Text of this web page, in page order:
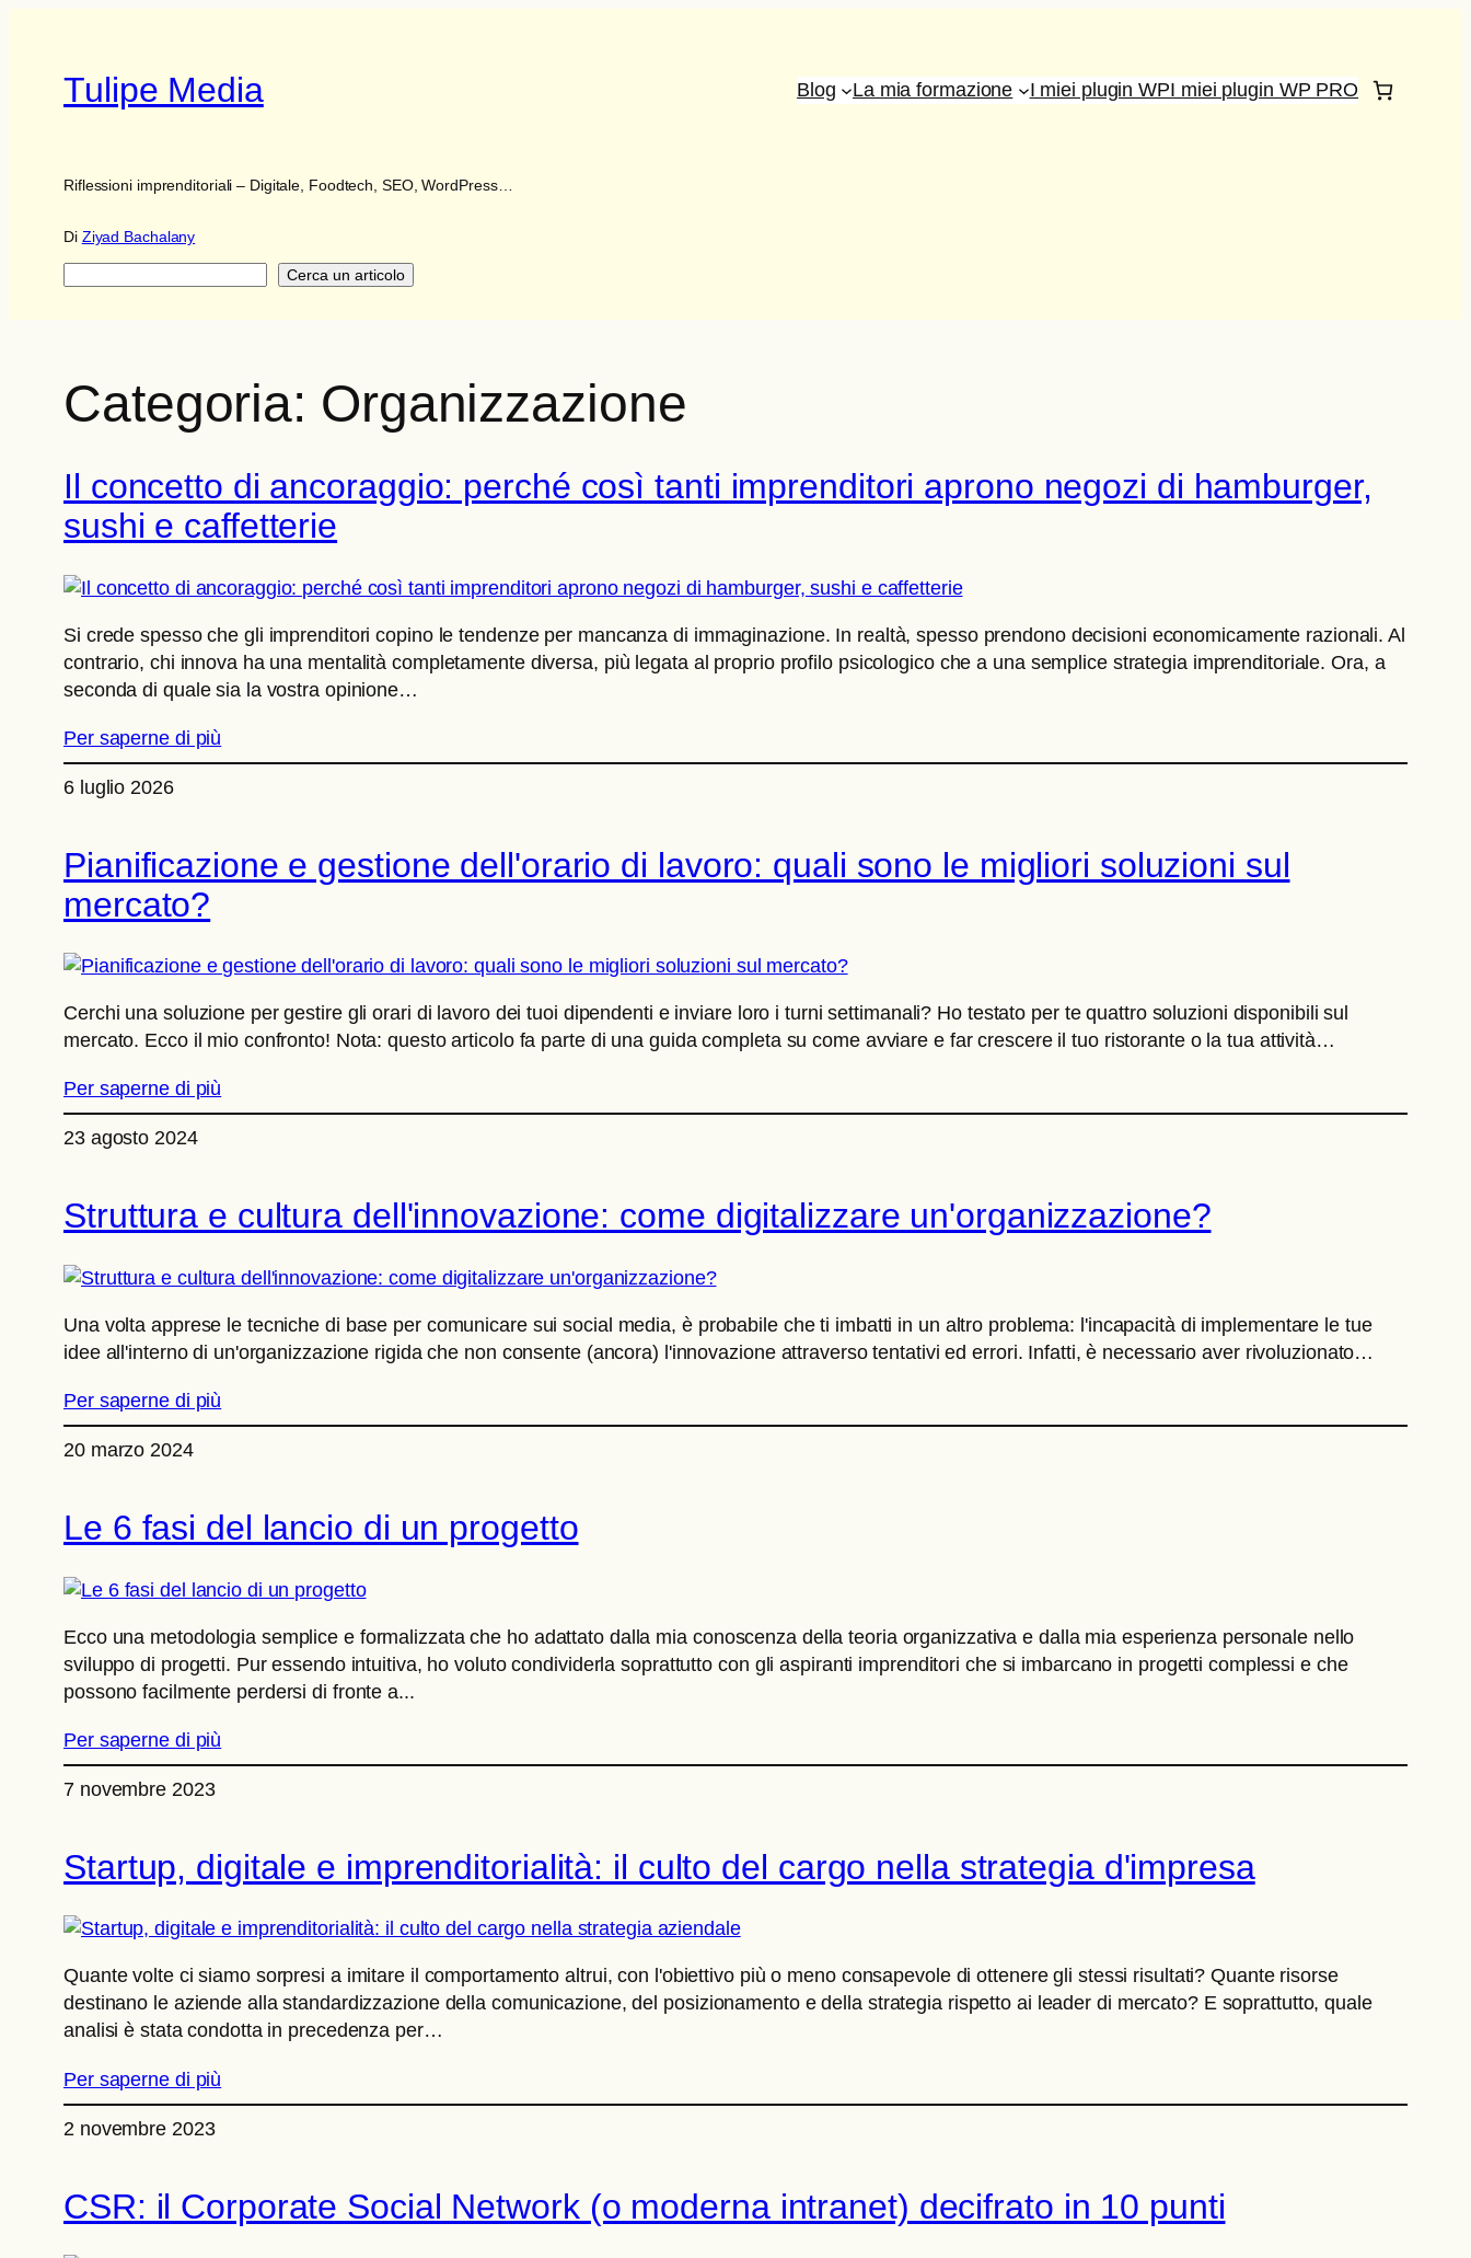
contenutoTulipe Media Blog La mia formazione I miei plugin WPI miei plugin WP PRO
Riflessioni imprenditoriali – Digitale, Foodtech, SEO, WordPress…
Di Ziyad Bachalany
Cerca un articolo
Categoria: Organizzazione
Il concetto di ancoraggio: perché così tanti imprenditori aprono negozi di hamburger,
sushi e caffetterie
Si crede spesso che gli imprenditori copino le tendenze per mancanza di immaginazione. In realtà, spesso prendono decisioni economicamente razionali. Al
contrario, chi innova ha una mentalità completamente diversa, più legata al proprio profilo psicologico che a una semplice strategia imprenditoriale. Ora, a
seconda di quale sia la vostra opinione…
Per saperne di più
6 luglio 2026
Pianificazione e gestione dell'orario di lavoro: quali sono le migliori soluzioni sul
mercato?
Cerchi una soluzione per gestire gli orari di lavoro dei tuoi dipendenti e inviare loro i turni settimanali? Ho testato per te quattro soluzioni disponibili sul
mercato. Ecco il mio confronto! Nota: questo articolo fa parte di una guida completa su come avviare e far crescere il tuo ristorante o la tua attività…
Per saperne di più
23 agosto 2024
Struttura e cultura dell'innovazione: come digitalizzare un'organizzazione?
Una volta apprese le tecniche di base per comunicare sui social media, è probabile che ti imbatti in un altro problema: l'incapacità di implementare le tue
idee all'interno di un'organizzazione rigida che non consente (ancora) l'innovazione attraverso tentativi ed errori. Infatti, è necessario aver rivoluzionato…
Per saperne di più
20 marzo 2024
Le 6 fasi del lancio di un progetto
Ecco una metodologia semplice e formalizzata che ho adattato dalla mia conoscenza della teoria organizzativa e dalla mia esperienza personale nello
sviluppo di progetti. Pur essendo intuitiva, ho voluto condividerla soprattutto con gli aspiranti imprenditori che si imbarcano in progetti complessi e che
possono facilmente perdersi di fronte a...
Per saperne di più
7 novembre 2023
Startup, digitale e imprenditorialità: il culto del cargo nella strategia d'impresa
Quante volte ci siamo sorpresi a imitare il comportamento altrui, con l'obiettivo più o meno consapevole di ottenere gli stessi risultati? Quante risorse
destinano le aziende alla standardizzazione della comunicazione, del posizionamento e della strategia rispetto ai leader di mercato? E soprattutto, quale
analisi è stata condotta in precedenza per…
Per saperne di più
2 novembre 2023
CSR: il Corporate Social Network (o moderna intranet) decifrato in 10 punti